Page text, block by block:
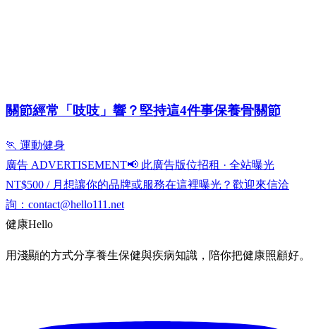
關節經常「吱吱」響？堅持這4件事保養骨關節
🏃 運動健身
廣告 ADVERTISEMENT📢 此廣告版位招租 · 全站曝光
NT$500 / 月 想讓你的品牌或服務在這裡曝光？歡迎來信洽
詢： contact@hello111.net
健康Hello
用淺顯的方式分享養生保健與疾病知識，陪你把健康照顧好。